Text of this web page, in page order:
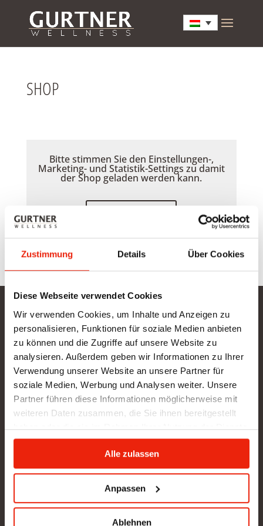
Zustimmung Details Über Cookies
Diese Webseite verwendet Cookies
Wir verwenden Cookies, um Inhalte und Anzeigen zu
personalisieren, Funktionen für soziale Medien anbieten
zu können und die Zugriffe auf unsere Website zu
analysieren. Außerdem geben wir Informationen zu Ihrer
Verwendung unserer Website an unsere Partner für
soziale Medien, Werbung und Analysen weiter. Unsere
Partner führen diese Informationen möglicherweise mit
weiteren Daten zusammen, die Sie ihnen bereitgestellt
haben oder die sie im Rahmen Ihrer Nutzung der Dienste
gesammelt haben.
Alle zulassen
Anpassen
Ablehnen
SHOP
Bitte stimmen Sie den Einstellungen-,
Marketing- und Statistik-Settings zu damit
der Shop geladen werden kann.
Gurtner Wellness GmbH
SHOWROOM NEU: in Arbeit - wir bitten um etwas
Geduld
BÜRO (kein Kundenverkehr):
Gunzing 57
4923 Lohnsburg
Tel.: +43/676/4403679
office@gurtner-infrarot.at
Anfrage senden